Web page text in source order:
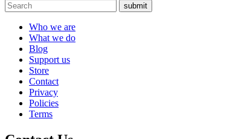
submit
Who we are
What we do
Blog
Support us
Store
Contact
Privacy
Policies
Terms